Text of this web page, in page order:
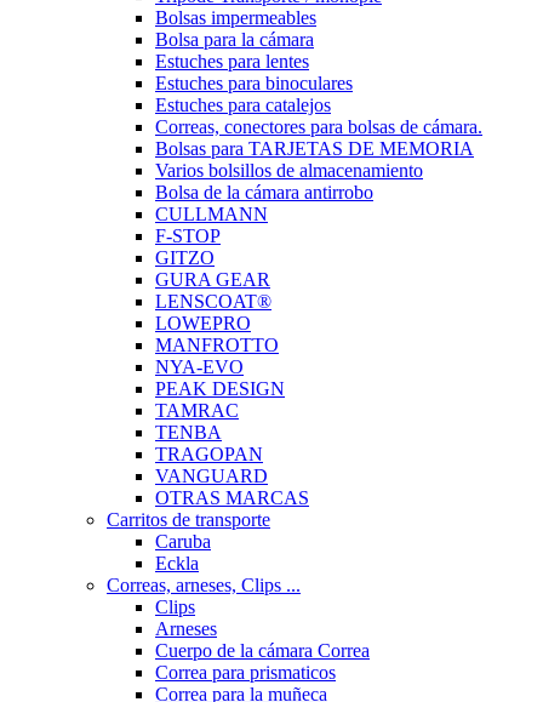
Bolsas impermeables
Bolsa para la cámara
Estuches para lentes
Estuches para binoculares
Estuches para catalejos
Correas, conectores para bolsas de cámara.
Bolsas para TARJETAS DE MEMORIA
Varios bolsillos de almacenamiento
Bolsa de la cámara antirrobo
CULLMANN
F-STOP
GITZO
GURA GEAR
LENSCOAT®
LOWEPRO
MANFROTTO
NYA-EVO
PEAK DESIGN
TAMRAC
TENBA
TRAGOPAN
VANGUARD
OTRAS MARCAS
Carritos de transporte
Caruba
Eckla
Correas, arneses, Clips ...
Clips
Arneses
Cuerpo de la cámara Correa
Correa para prismaticos
Correa para la muñeca